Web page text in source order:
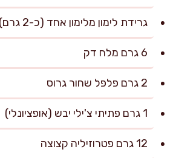
גרידת לימון מלימון אחד (כ-2 גרם)
6 גרם מלח דק
2 גרם פלפל שחור גרוס
1 גרם פתיתי צ'ילי יבש (אופציונלי)
12 גרם פטרוזיליה קצוצה